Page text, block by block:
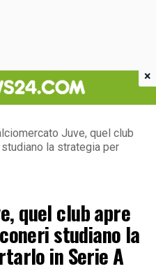
Juve, quel club
la strategia per
quel club apre
studiano la
in Serie A
×